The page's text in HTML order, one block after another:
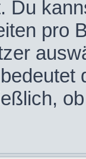
Du
pro